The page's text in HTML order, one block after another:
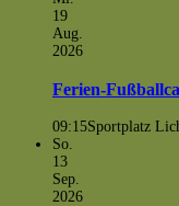
19
Aug.
2026
Ferien-
09:15Sportplatz
So.
13
Sep.
2026